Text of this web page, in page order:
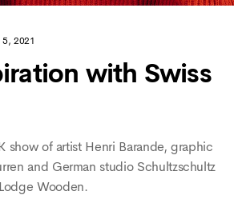
5, 2021
with Swiss
show of artist Henri Barande, graphic
and German studio Schultzschultz
Wooden.